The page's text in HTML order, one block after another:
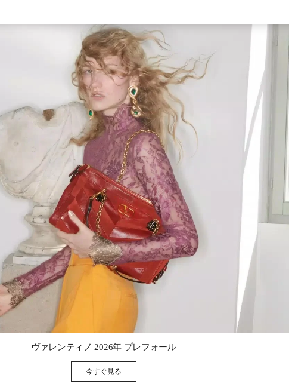
Link Opens in New Tab
ヴァレンティノ 2026年 プレフォール
今すぐ見るLink Opens in New Tab